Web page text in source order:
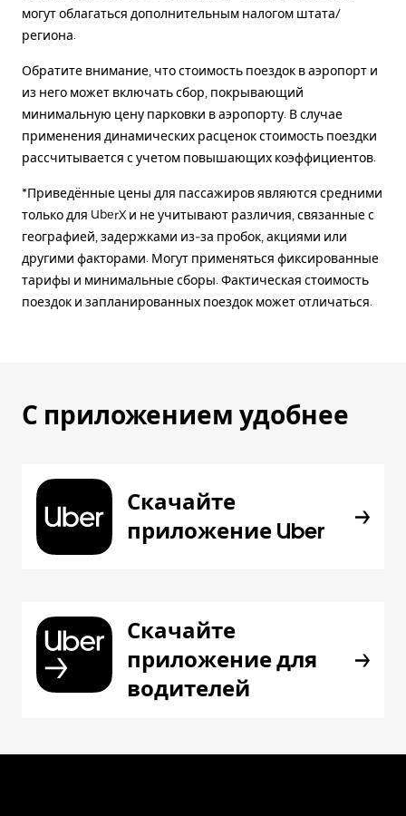
могут облагаться дополнительным налогом штата/
региона.
Обратите внимание, что стоимость поездок в аэропорт и
из него может включать сбор, покрывающий
минимальную цену парковки в аэропорту. В случае
применения динамических расценок стоимость поездки
рассчитывается с учетом повышающих коэффициентов.
*Приведённые цены для пассажиров являются средними
только для UberX и не учитывают различия, связанные с
географией, задержками из-за пробок, акциями или
другими факторами. Могут применяться фиксированные
тарифы и минимальные сборы. Фактическая стоимость
поездок и запланированных поездок может отличаться.
С приложением удобнее
Скачайте
приложение Uber
Скачайте
приложение для
водителей